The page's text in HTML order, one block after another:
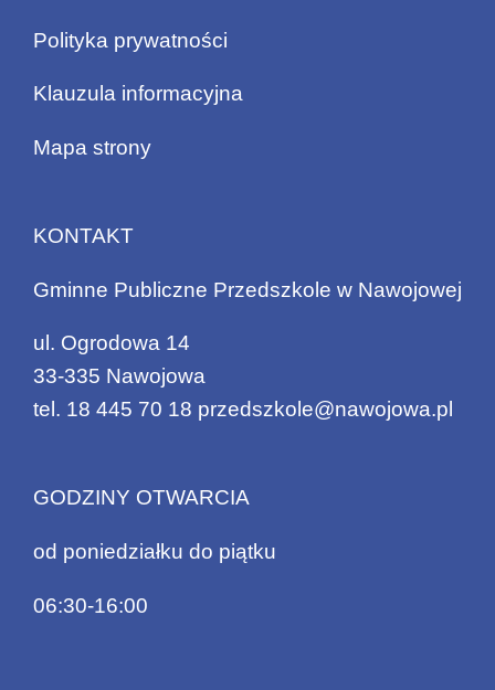
Polityka prywatności
Klauzula informacyjna
Mapa strony
KONTAKT
Gminne Publiczne Przedszkole w Nawojowej
ul. Ogrodowa 14
33-335 Nawojowa
tel. 18 445 70 18 przedszkole@nawojowa.pl
GODZINY OTWARCIA
od poniedziałku do piątku
06:30-16:00